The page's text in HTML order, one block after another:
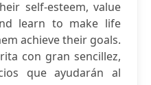
self-esteem, value
learn to make life
achieve their goals.
con gran sencillez,
que ayudarán al